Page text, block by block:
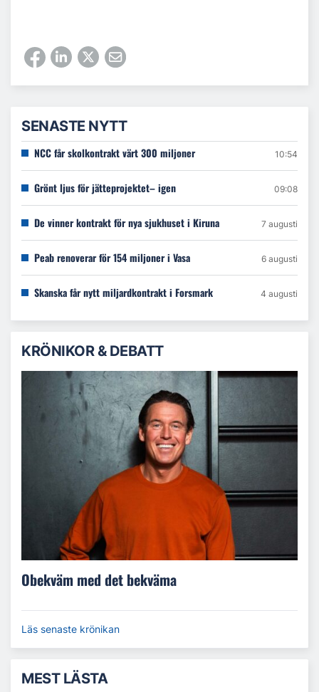
SENASTE NYTT
NCC får skolkontrakt värt 300 miljoner 10:54
Grönt ljus för jätteprojektet– igen 09:08
De vinner kontrakt för nya sjukhuset i Kiruna 7 augusti
Peab renoverar för 154 miljoner i Vasa 6 augusti
Skanska får nytt miljardkontrakt i Forsmark 4 augusti
KRÖNIKOR & DEBATT
Obekväm med det bekväma
Läs senaste krönikan
MEST LÄSTA